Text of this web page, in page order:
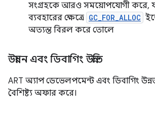
সংগ্রহকে আরও সময়োপযোগী করে,
ব্যবহারের ক্ষেত্রে GC_FOR_ALLOC
অত্যন্ত বিরল করে তোলে
উন্নয়ন এবং ডিবাগিং উন্নতি
ART অ্যাপ ডেভেলপমেন্ট এবং ডিবাগিং
বৈশিষ্ট্য অফার করে।